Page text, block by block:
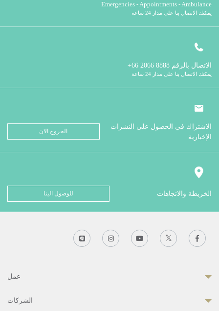
Emergencies - Appointments - Ambulance
يمكنك الاتصال بنا على مدار 24 ساعة
الاتصال بالرقم
يمكنك الاتصال بنا على مدار 24 ساعة
الاشتراك في الحصول على النشرات
الإخبارية
الخروج الان
الخريطة والاتجاهات للوصول الينا
عمل
الشركات